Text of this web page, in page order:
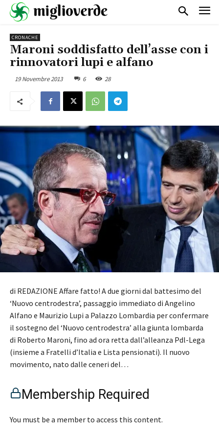
CRONACHE
Maroni soddisfatto dell’asse con i
rinnovatori lupi e alfano
19 Novembre 2013 6 28
di REDAZIONE Affare fatto! A due giorni dal battesimo del
‘Nuovo centrodestra’, passaggio immediato di Angelino
Alfano e Maurizio Lupi a Palazzo Lombardia per confermare
il sostegno del ‘Nuovo centrodestra’ alla giunta lombarda
di Roberto Maroni, fino ad ora retta dall’alleanza Pdl-Lega
(insieme a Fratelli d’Italia e Lista pensionati). Il nuovo
movimento, nato dalle ceneri del…
Membership Required
You must be a member to access this content.